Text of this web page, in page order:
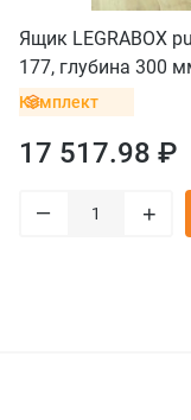
Ящик LEGRABOX
177, глубина 300
белый шелк
Комплект
17 517.98 ₽
– +